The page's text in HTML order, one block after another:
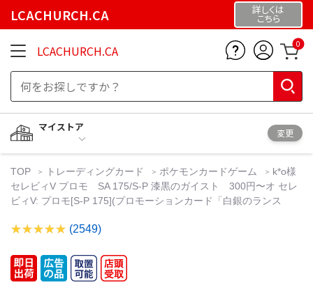
LCACHURCH.CA 詳しくは
こちら
LCACHURCH.CA 0
マイストア
変更
TOP トレーディングカード ポケモンカードゲーム
k*o様
セレビィV プロモ SA 175/S-P 漆黒のガイスト 300円〜オ セレ
ビィV: プロモ[S-P 175](プロモーションカード「白銀のランス
(2549)